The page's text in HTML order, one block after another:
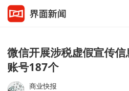
微信开展涉税虚假宣传
账号187个
商业快报